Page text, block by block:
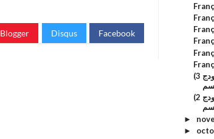
Blogger Disqus Facebook
(نمودج 3) المراقبة المستمرة 2 د1 _نشاط علمي_
(نمودج 2) المراقبة المستمرة 2 د1 _نشاط علمي_
►
►